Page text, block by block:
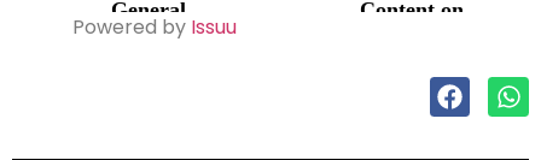
Powered by Issuu